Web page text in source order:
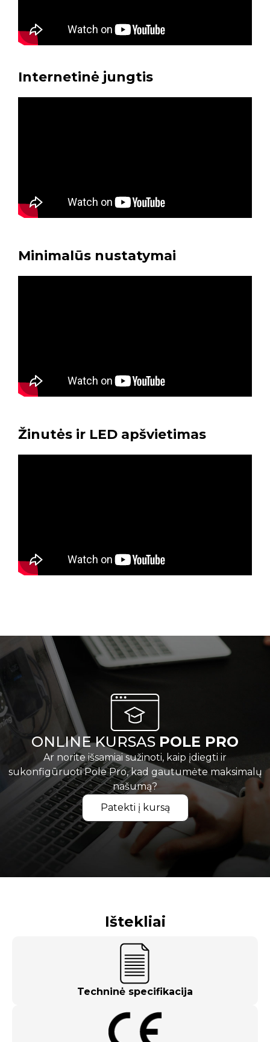
Internetinė jungtis
Minimalūs nustatymai
Žinutės ir LED apšvietimas
ONLINE KURSAS POLE PRO
Ar norite išsamiai sužinoti, kaip įdiegti ir
sukonfigūruoti Pole Pro, kad gautumėte maksimalų
našumą?
Patekti į kursą
Ištekliai
Techninė specifikacija